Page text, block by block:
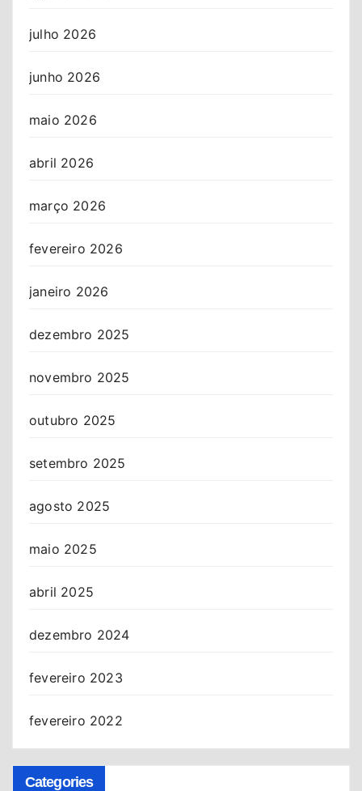
julho 2026
junho 2026
maio 2026
abril 2026
março 2026
fevereiro 2026
janeiro 2026
dezembro 2025
novembro 2025
outubro 2025
setembro 2025
agosto 2025
maio 2025
abril 2025
dezembro 2024
fevereiro 2023
fevereiro 2022
Categories